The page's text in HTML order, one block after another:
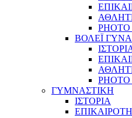
ΒΟΛΕΪ
ΓΥΜΝΑΣΤΙΚΗ
ΙΣΤΟΡΙΑ